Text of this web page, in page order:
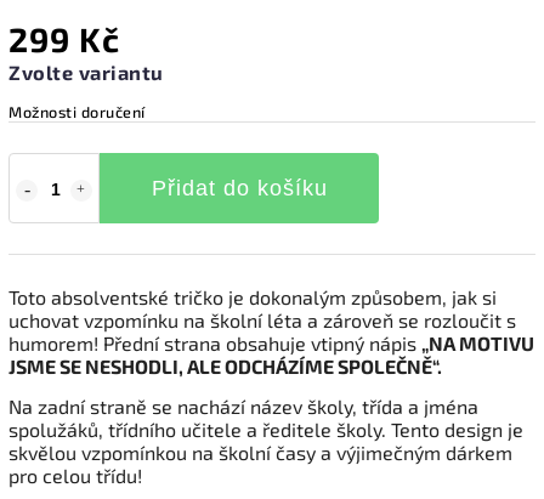
299 Kč
Zvolte variantu
Možnosti doručení
Přidat do košíku
Toto absolventské tričko je dokonalým způsobem, jak si
uchovat vzpomínku na školní léta a zároveň se rozloučit s
humorem! Přední strana obsahuje vtipný nápis „NA MOTIVU
JSME SE NESHODLI, ALE ODCHÁZÍME SPOLEČNĚ“.
Na zadní straně se nachází název školy, třída a jména
spolužáků, třídního učitele a ředitele školy. Tento design je
skvělou vzpomínkou na školní časy a výjimečným dárkem
pro celou třídu!